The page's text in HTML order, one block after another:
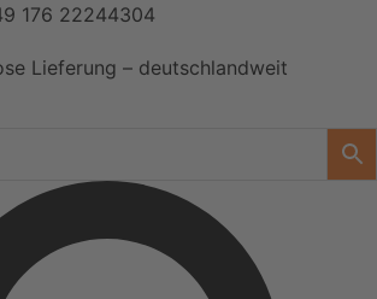
176 22244304
Lieferung – deutschlandweit